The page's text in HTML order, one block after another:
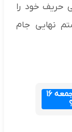
حریف خود را
نهایی جام
قیمت دینار عراق امروز جمعه ۱۶